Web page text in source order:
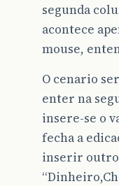
segunda
acontece
mouse,
O cenario
enter na
insere-se o
fecha a
inserir outro